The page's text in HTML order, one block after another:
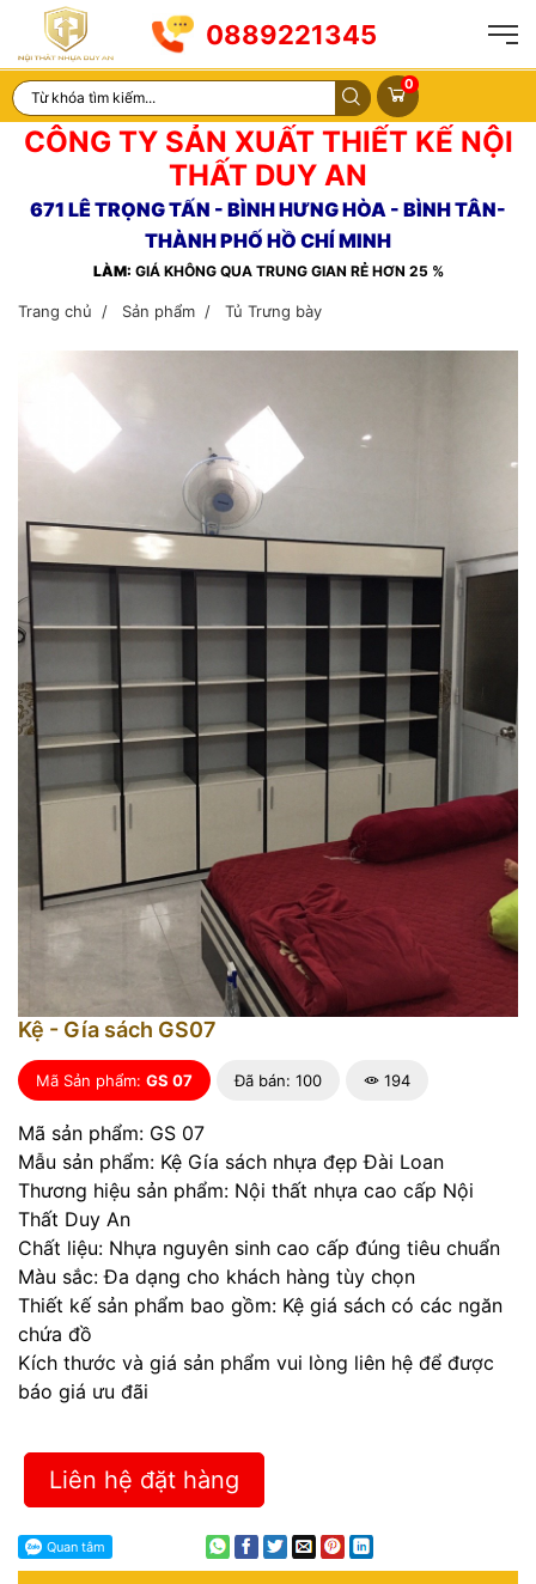
0889221345
0
CÔNG TY SẢN XUẤT THIẾT KẾ NỘI
THẤT DUY AN
671 LÊ TRỌNG TẤN - BÌNH HƯNG HÒA - BÌNH TÂN-
THÀNH PHỐ HỒ CHÍ MINH
LÀM: GIÁ KHÔNG QUA TRUNG GIAN RẺ HƠN 25 %
Trang chủ Sản phẩm Tủ Trưng bày
Kệ - Gía sách GS07
Mã Sản phẩm: GS 07 Đã bán: 100 194
Mã sản phẩm: GS 07
Mẫu sản phẩm: Kệ Gía sách nhựa đẹp Đài Loan
Thương hiệu sản phẩm: Nội thất nhựa cao cấp Nội
Thất Duy An
Chất liệu: Nhựa nguyên sinh cao cấp đúng tiêu chuẩn
Màu sắc: Đa dạng cho khách hàng tùy chọn
Thiết kế sản phẩm bao gồm: Kệ giá sách có các ngăn
chứa đồ
Kích thước và giá sản phẩm vui lòng liên hệ để được
báo giá ưu đãi
Liên hệ đặt hàng